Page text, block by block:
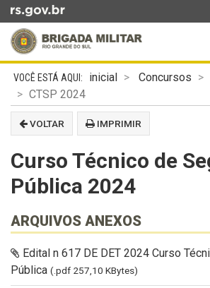
para
conteúdo
para
menu
para
busca
Início
conteúdo
inicial Concursos
CTSP 2024
VOLTAR IMPRIMIR
Curso Técnico de
Pública 2024
ARQUIVOS ANEXOS
Edital n 617 DE DET 2024 Curso
Pública (.pdf 257,10 KBytes)